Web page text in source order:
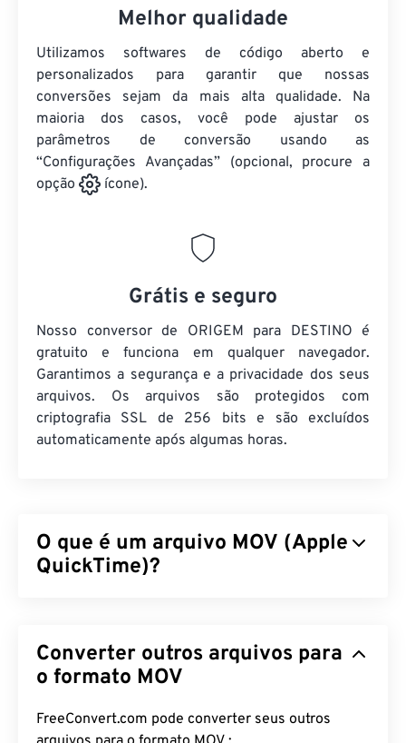
Melhor qualidade
Utilizamos softwares de código aberto e
personalizados para garantir que nossas
conversões sejam da mais alta qualidade. Na
maioria dos casos, você pode ajustar os
parâmetros de conversão usando as
“Configurações Avançadas” (opcional, procure a
opção
ícone).
Grátis e seguro
Nosso conversor de ORIGEM para DESTINO é
gratuito e funciona em qualquer navegador.
Garantimos a segurança e a privacidade dos seus
arquivos. Os arquivos são protegidos com
criptografia SSL de 256 bits e são excluídos
automaticamente após algumas horas.
O que é um arquivo MOV (Apple
QuickTime)?
multimídia, incluindo3De realidade virtual (RV) . É
conhecido por ser útil para salvar arquivos
características marcantes é que ele armazena
Converter outros arquivos para
o formato MOV
FreeConvert.com pode converter seus outros